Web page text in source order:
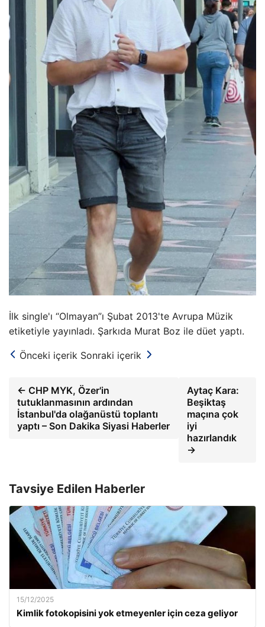
İlk single'ı “Olmayan”ı Şubat 2013'te Avrupa Müzik
etiketiyle yayınladı. Şarkıda Murat Boz ile düet yaptı.
Önceki içerik Sonraki içerik
← CHP MYK, Özer'in
tutuklanmasının ardından
İstanbul'da olağanüstü toplantı
yaptı – Son Dakika Siyasi Haberler
Aytaç Kara:
Beşiktaş
maçına çok
iyi
hazırlandık
→
Tavsiye Edilen Haberler
15/12/2025
Kimlik fotokopisini yok etmeyenler için ceza geliyor